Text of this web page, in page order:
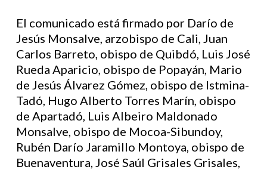
El comunicado está firmado por Darío de
Jesús Monsalve, arzobispo de Cali, Juan
Carlos Barreto, obispo de Quibdó, Luis José
Rueda Aparicio, obispo de Popayán, Mario
de Jesús Álvarez Gómez, obispo de Istmina-
Tadó, Hugo Alberto Torres Marín, obispo
de Apartadó, Luis Albeiro Maldonado
Monsalve, obispo de Mocoa-Sibundoy,
Rubén Darío Jaramillo Montoya, obispo de
Buenaventura, José Saúl Grisales Grisales,